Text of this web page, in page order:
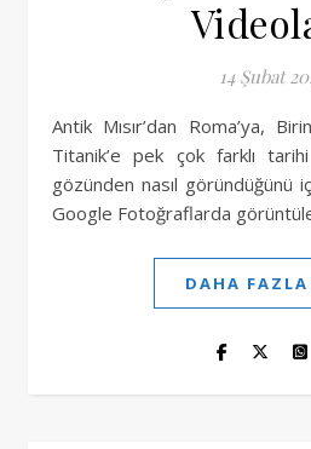
14 Şubat
Antik Mısır’dan Roma’ya, Birinci Dünya Savaşından
Titanik’e pek çok farklı
gözünden nasıl göründüğünü
Google Fotoğraflarda
DAHA FAZLA